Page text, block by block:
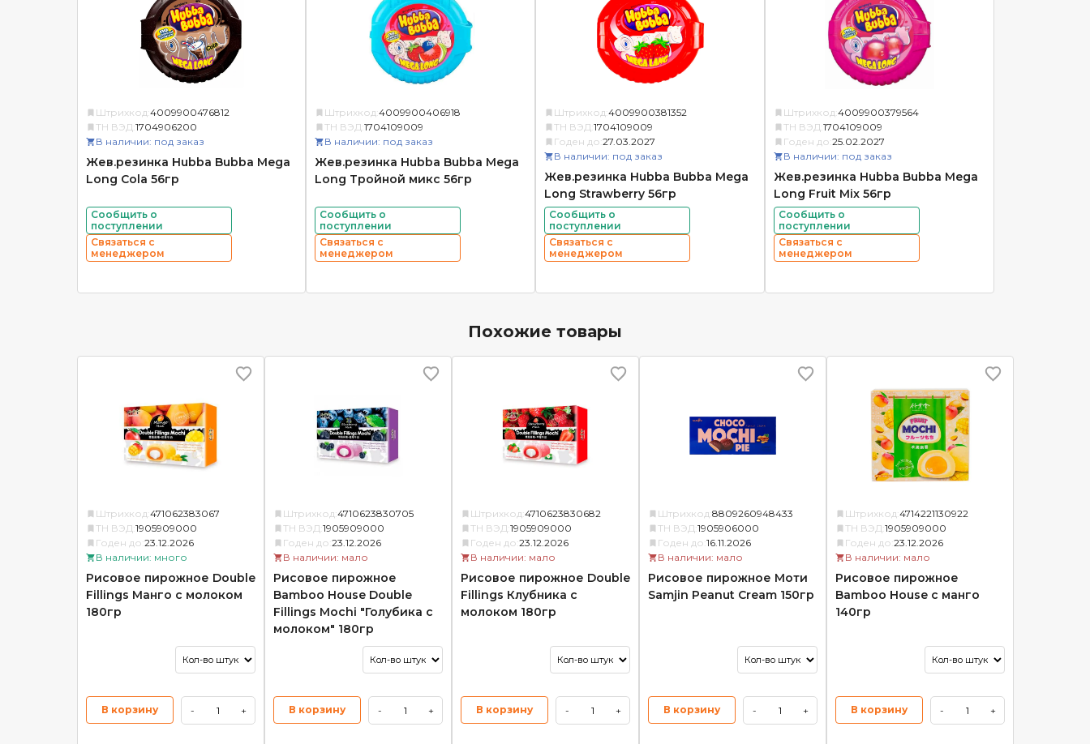
Штрихкод: 4009900476812
ТН ВЭД: 1704906200
В наличии: под заказ
Жев.резинка Hubba Bubba Mega
Long Cola 56гр
Сообщить о
поступлении
Связаться с
менеджером
Штрихкод:4009900406918
ТН ВЭД:1704109009
В наличии: под заказ
Жев.резинка Hubba Bubba Mega
Long Тройной микс 56гр
Сообщить о
поступлении
Связаться с
менеджером
Штрихкод: 4009900381352
ТН ВЭД: 1704109009
Годен до: 27.03.2027
В наличии: под заказ
Жев.резинка Hubba Bubba Mega
Long Strawberry 56гр
Сообщить о
поступлении
Связаться с
менеджером
Штрихкод: 4009900379564
ТН ВЭД: 1704109009
Годен до: 25.02.2027
В наличии: под заказ
Жев.резинка Hubba Bubba Mega
Long Fruit Mix 56гр
Сообщить о
поступлении
Связаться с
менеджером
Похожие товары
Штрихкод: 471062383067
ТН ВЭД: 1905909000
Годен до: 23.12.2026
В наличии: много
Рисовое пирожное Double
Fillings Манго с молоком
180гр
В корзину - +
Штрихкод: 4710623830705
ТН ВЭД: 1905909000
Годен до: 23.12.2026
В наличии: мало
Рисовое пирожное
Bamboo House Double
Fillings Mochi "Голубика с
молоком" 180гр
В корзину - +
Штрихкод: 4710623830682
ТН ВЭД: 1905909000
Годен до: 23.12.2026
В наличии: мало
Рисовое пирожное Double
Fillings Клубника с
молоком 180гр
В корзину - +
Штрихкод: 8809260948433
ТН ВЭД: 1905906000
Годен до: 16.11.2026
В наличии: мало
Рисовое пирожное Моти
Samjin Peanut Cream 150гр
В корзину - +
Штрихкод: 4714221130922
ТН ВЭД: 1905909000
Годен до: 23.12.2026
В наличии: мало
Рисовое пирожное
Bamboo House с манго
140гр
В корзину - +